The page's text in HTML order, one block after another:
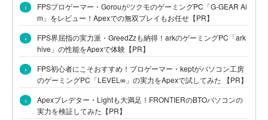
›
FPSプロゲーマー・GorouがツクモのゲーミングPC「G-GEAR Ai
m」をレビュー！Apexでの無双プレイもお任せ【PR】
›
FPS界屈指の実力派・GreedZzも納得！arkのゲーミングPC「ark
hive」の性能をApexで体験【PR】
›
FPS初心者にこそおすすめ！プロゲーマー・keptがパソコン工房
のゲーミングPC「LEVEL∞」の実力をApexで試してみた 【PR】
›
Apexプレデター・Lightも大満足！FRONTIERのBTOパソコンの
実力を検証してみた【PR】